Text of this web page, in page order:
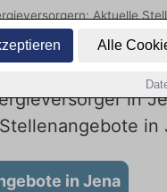
Alle
Aktuelle
und
vergleichen.
in
in
in Jena